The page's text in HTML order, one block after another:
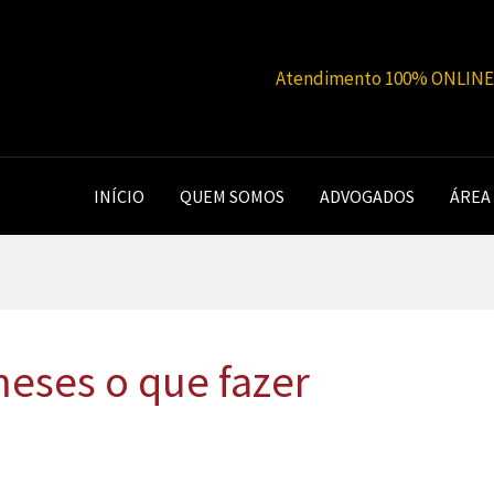
Atendimento 100%
INÍCIO QUEM SOMOS ADVOGADOS
o que fazer